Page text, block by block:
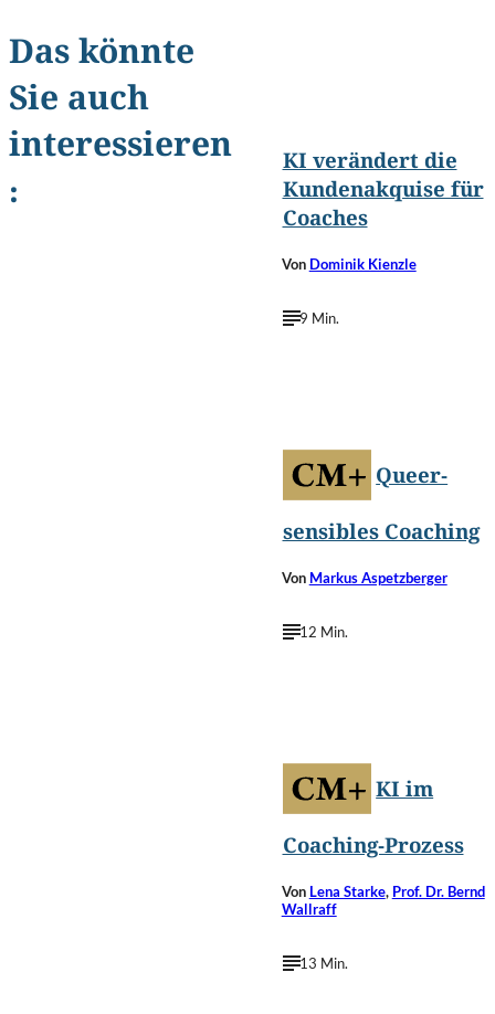
Das könnte
Sie auch
interessieren
:
KI verändert die
Kundenakquise für
Coaches
Von Dominik Kienzle
9 Min.
Queer-
sensibles Coaching
Von Markus Aspetzberger
12 Min.
KI im
Coaching-Prozess
Von Lena Starke, Prof. Dr. Bernd
Wallraff
13 Min.